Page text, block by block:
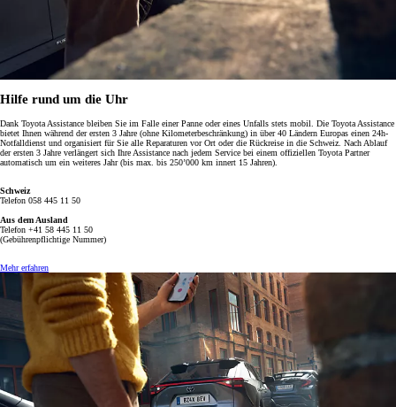
Hilfe rund um die Uhr
Dank Toyota Assistance bleiben Sie im Falle einer Panne oder eines Unfalls stets mobil. Die Toyota Assistance
bietet Ihnen während der ersten 3 Jahre (ohne Kilometerbeschränkung) in über 40 Ländern Europas einen 24h-
Notfalldienst und organisiert für Sie alle Reparaturen vor Ort oder die Rückreise in die Schweiz. Nach Ablauf
der ersten 3 Jahre verlängert sich Ihre Assistance nach jedem Service bei einem offiziellen Toyota Partner
automatisch um ein weiteres Jahr (bis max. bis 250’000 km innert 15 Jahren).
Schweiz
Telefon 058 445 11 50
Aus dem Ausland
Telefon +41 58 445 11 50
(Gebührenpflichtige Nummer)
Mehr erfahren